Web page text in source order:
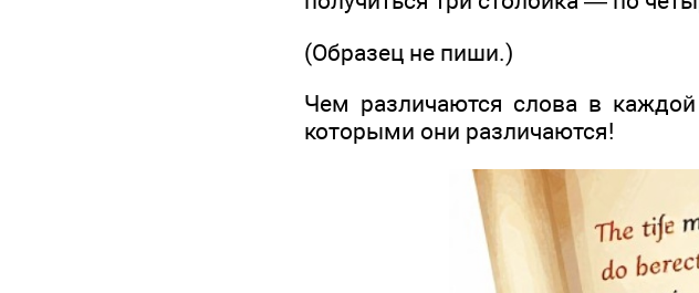
(Образец не пиши.)
Чем различаются слова в каждой
которыми они различаются!